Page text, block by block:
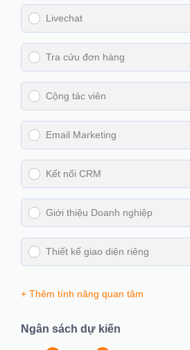
Livechat
Tra cứu đơn hàng
Cộng tác viên
Email Marketing
Kết nối CRM
Giới thiệu Doanh nghiệp
Thiết kế giao diện riêng
+ Thêm tính năng quan tâm
Ngân sách dự kiến